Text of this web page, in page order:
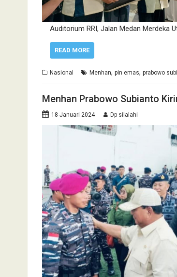
Auditorium RRI, Jalan Medan Merdeka
READ MORE
Nasional Menhan, pin emas, prabowo
Menhan Prabowo Subianto
18 Januari 2024 Dp silalahi